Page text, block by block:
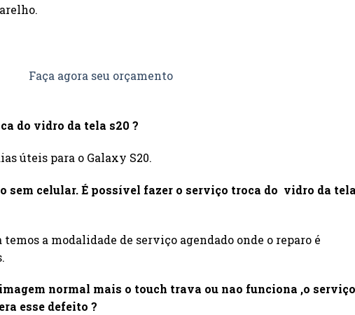
Faça agora seu orçamento
do vidro da tela s20 ?
úteis para o Galaxy S20.
sem celular. É possível fazer o serviço troca do vidro da
a modalidade de serviço agendado onde o reparo é
normal mais o touch trava ou nao funciona ,o serviço
esse defeito ?